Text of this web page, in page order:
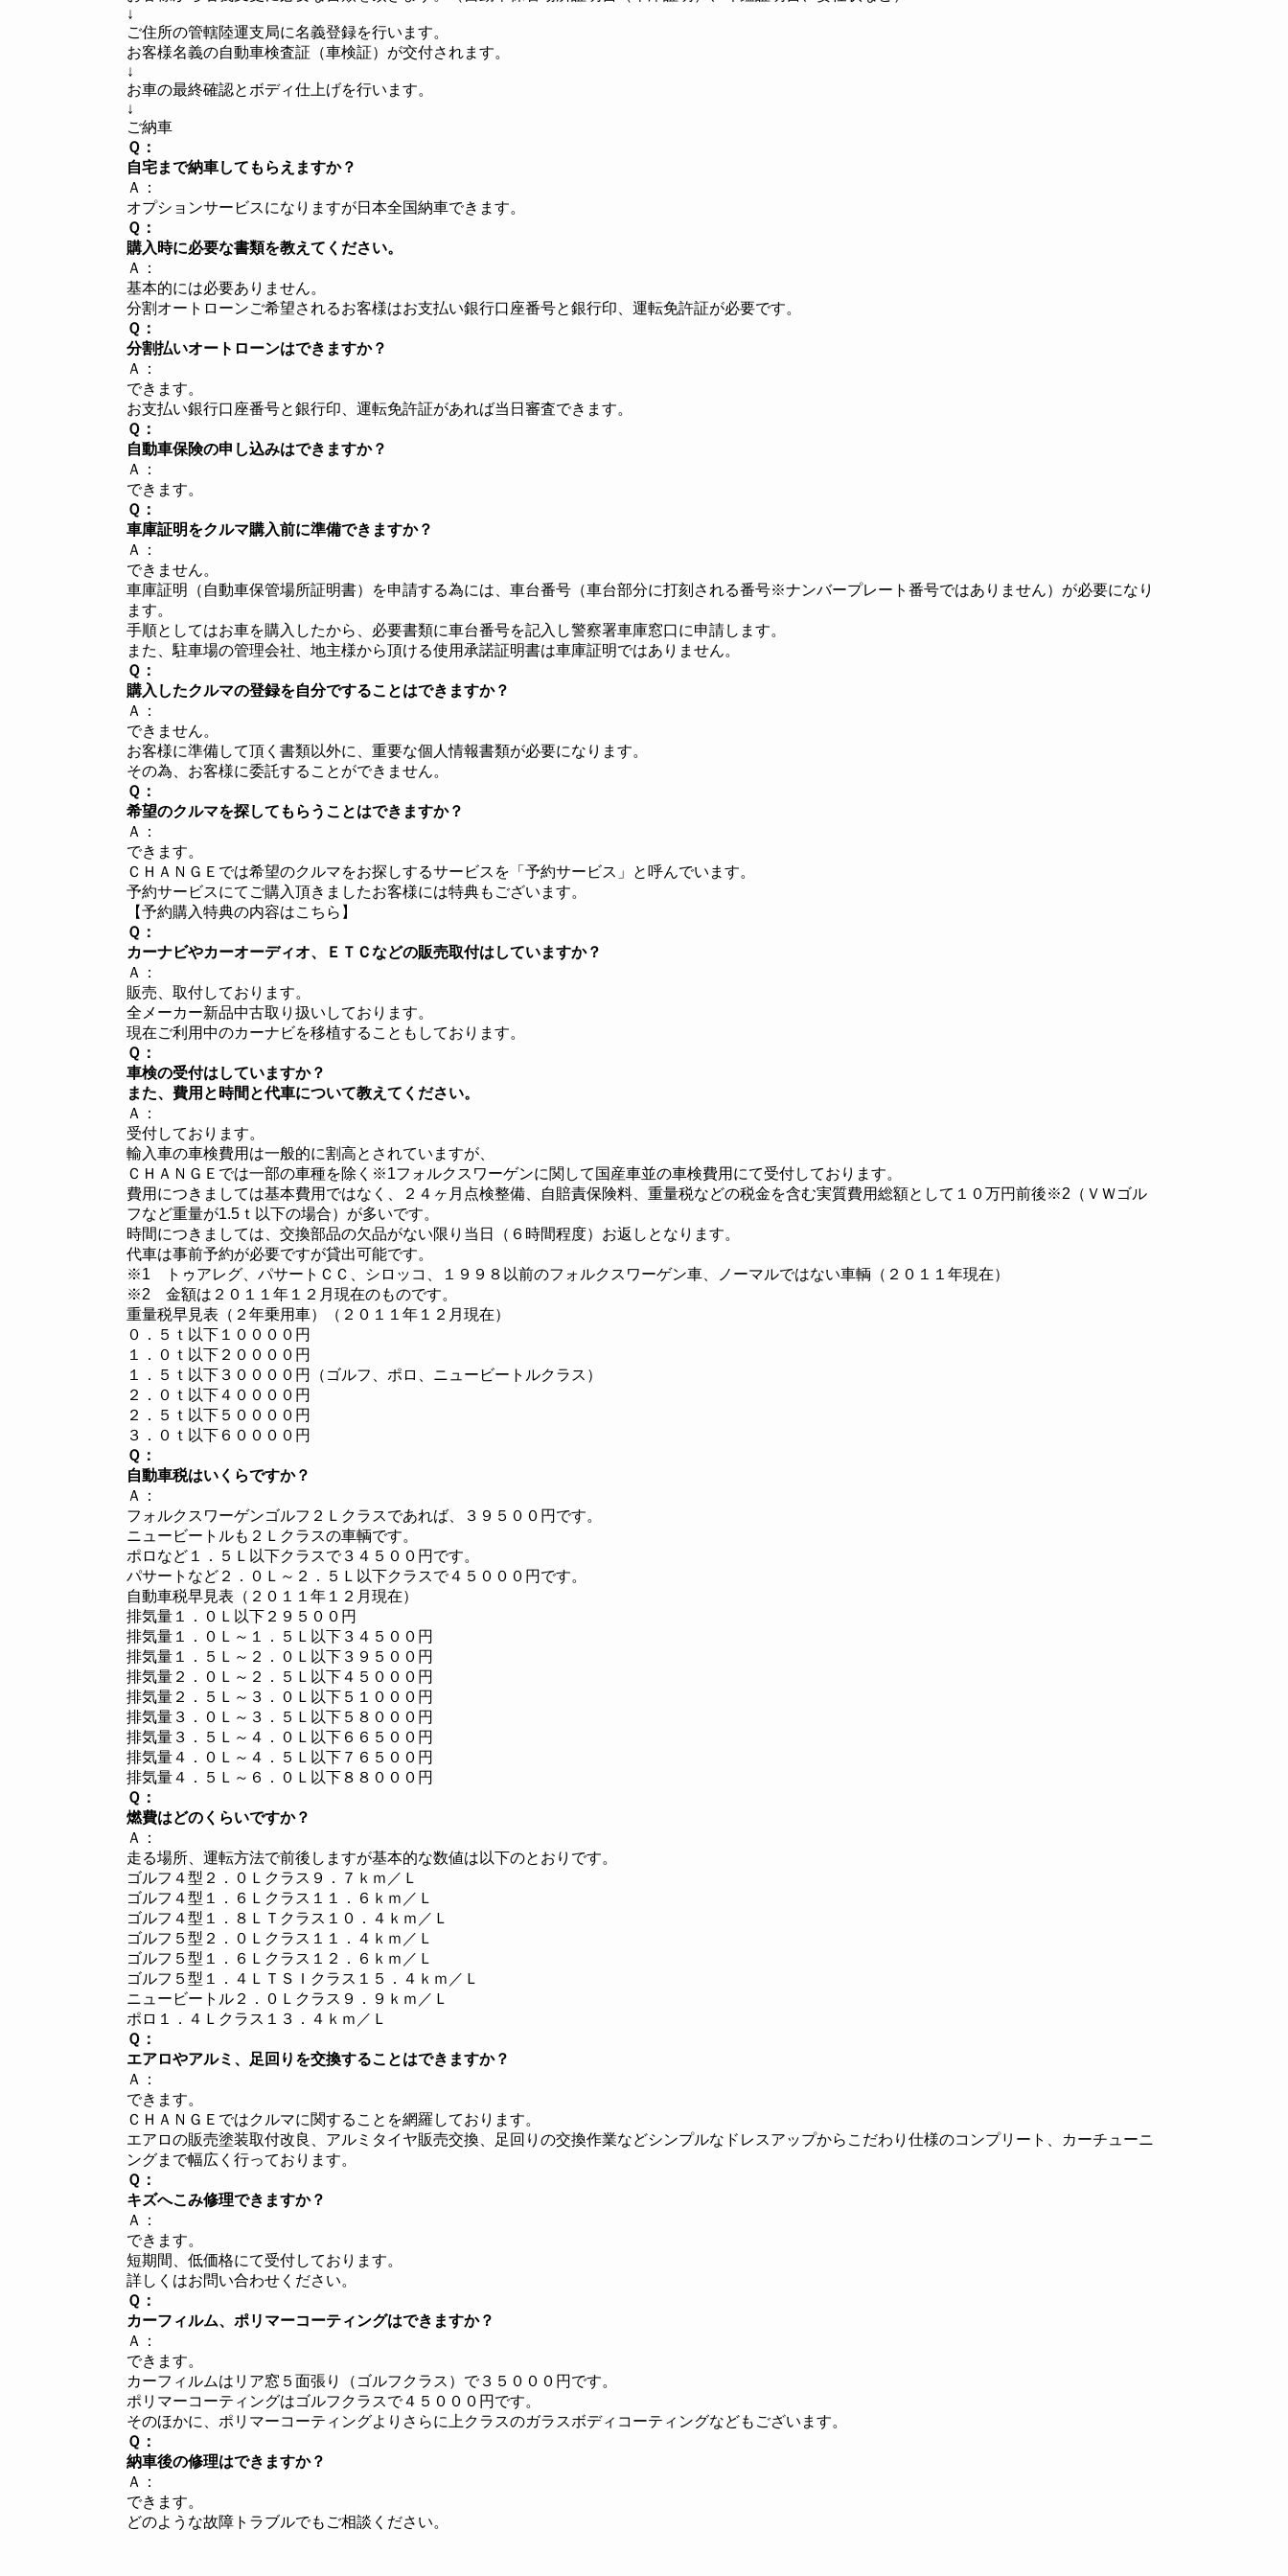
↓
ご住所の管轄陸運支局に名義登録を行います。
お客様名義の自動車検査証（車検証）が交付されます。
↓
お車の最終確認とボディ仕上げを行います。
↓
ご納車
Ｑ：
自宅まで納車してもらえますか？
Ａ：
オプションサービスになりますが日本全国納車できます。
Ｑ：
購入時に必要な書類を教えてください。
Ａ：
基本的には必要ありません。
分割オートローンご希望されるお客様はお支払い銀行口座番号と銀行印、運転免許証が必要です。
Ｑ：
分割払いオートローンはできますか？
Ａ：
できます。
お支払い銀行口座番号と銀行印、運転免許証があれば当日審査できます。
Ｑ：
自動車保険の申し込みはできますか？
Ａ：
できます。
Ｑ：
車庫証明をクルマ購入前に準備できますか？
Ａ：
できません。
車庫証明（自動車保管場所証明書）を申請する為には、車台番号（車台部分に打刻される番号※ナンバープレート番号ではありません）が必要になり
ます。
手順としてはお車を購入したから、必要書類に車台番号を記入し警察署車庫窓口に申請します。
また、駐車場の管理会社、地主様から頂ける使用承諾証明書は車庫証明ではありません。
Ｑ：
購入したクルマの登録を自分ですることはできますか？
Ａ：
できません。
お客様に準備して頂く書類以外に、重要な個人情報書類が必要になります。
その為、お客様に委託することができません。
Ｑ：
希望のクルマを探してもらうことはできますか？
Ａ：
できます。
ＣＨＡＮＧＥでは希望のクルマをお探しするサービスを「予約サービス」と呼んでいます。
予約サービスにてご購入頂きましたお客様には特典もございます。
【予約購入特典の内容はこちら】
Ｑ：
カーナビやカーオーディオ、ＥＴＣなどの販売取付はしていますか？
Ａ：
販売、取付しております。
全メーカー新品中古取り扱いしております。
現在ご利用中のカーナビを移植することもしております。
Ｑ：
車検の受付はしていますか？
また、費用と時間と代車について教えてください。
Ａ：
受付しております。
輸入車の車検費用は一般的に割高とされていますが、
ＣＨＡＮＧＥでは一部の車種を除く※1フォルクスワーゲンに関して国産車並の車検費用にて受付しております。
費用につきましては基本費用ではなく、２４ヶ月点検整備、自賠責保険料、重量税などの税金を含む実質費用総額として１０万円前後※2（ＶＷゴル
フなど重量が1.5ｔ以下の場合）が多いです。
時間につきましては、交換部品の欠品がない限り当日（６時間程度）お返しとなります。
代車は事前予約が必要ですが貸出可能です。
※1 トゥアレグ、パサートＣＣ、シロッコ、１９９８以前のフォルクスワーゲン車、ノーマルではない車輌（２０１１年現在）
※2 金額は２０１１年１２月現在のものです。
重量税早見表（２年乗用車）（２０１１年１２月現在）
０．５ｔ以下１００００円
１．０ｔ以下２００００円
１．５ｔ以下３００００円（ゴルフ、ポロ、ニュービートルクラス）
２．０ｔ以下４００００円
２．５ｔ以下５００００円
３．０ｔ以下６００００円
Ｑ：
自動車税はいくらですか？
Ａ：
フォルクスワーゲンゴルフ２Ｌクラスであれば、３９５００円です。
ニュービートルも２Ｌクラスの車輌です。
ポロなど１．５Ｌ以下クラスで３４５００円です。
パサートなど２．０Ｌ～２．５Ｌ以下クラスで４５０００円です。
自動車税早見表（２０１１年１２月現在）
排気量１．０Ｌ以下２９５００円
排気量１．０Ｌ～１．５Ｌ以下３４５００円
排気量１．５Ｌ～２．０Ｌ以下３９５００円
排気量２．０Ｌ～２．５Ｌ以下４５０００円
排気量２．５Ｌ～３．０Ｌ以下５１０００円
排気量３．０Ｌ～３．５Ｌ以下５８０００円
排気量３．５Ｌ～４．０Ｌ以下６６５００円
排気量４．０Ｌ～４．５Ｌ以下７６５００円
排気量４．５Ｌ～６．０Ｌ以下８８０００円
Ｑ：
燃費はどのくらいですか？
Ａ：
走る場所、運転方法で前後しますが基本的な数値は以下のとおりです。
ゴルフ４型２．０Ｌクラス９．７ｋｍ／Ｌ
ゴルフ４型１．６Ｌクラス１１．６ｋｍ／Ｌ
ゴルフ４型１．８ＬＴクラス１０．４ｋｍ／Ｌ
ゴルフ５型２．０Ｌクラス１１．４ｋｍ／Ｌ
ゴルフ５型１．６Ｌクラス１２．６ｋｍ／Ｌ
ゴルフ５型１．４ＬＴＳＩクラス１５．４ｋｍ／Ｌ
ニュービートル２．０Ｌクラス９．９ｋｍ／Ｌ
ポロ１．４Ｌクラス１３．４ｋｍ／Ｌ
Ｑ：
エアロやアルミ、足回りを交換することはできますか？
Ａ：
できます。
ＣＨＡＮＧＥではクルマに関することを網羅しております。
エアロの販売塗装取付改良、アルミタイヤ販売交換、足回りの交換作業などシンプルなドレスアップからこだわり仕様のコンプリート、カーチューニ
ングまで幅広く行っております。
Ｑ：
キズへこみ修理できますか？
Ａ：
できます。
短期間、低価格にて受付しております。
詳しくはお問い合わせください。
Ｑ：
カーフィルム、ポリマーコーティングはできますか？
Ａ：
できます。
カーフィルムはリア窓５面張り（ゴルフクラス）で３５０００円です。
ポリマーコーティングはゴルフクラスで４５０００円です。
そのほかに、ポリマーコーティングよりさらに上クラスのガラスボディコーティングなどもございます。
Ｑ：
納車後の修理はできますか？
Ａ：
できます。
どのような故障トラブルでもご相談ください。